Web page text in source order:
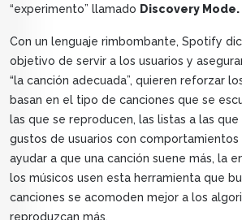
“experimento” llamado Discovery Mode.
Con un lenguaje rimbombante, Spotify
objetivo de servir a los usuarios y
“la canción adecuada”, quieren reforzar
basan en el tipo de canciones que se
las que se reproducen, las listas a las
gustos de usuarios con comportamientos
ayudar a que una canción suene más, la
los músicos usen esta herramienta que
canciones se acomoden mejor a los
reproduzcan más.